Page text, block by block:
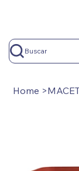
Buscar
Home >